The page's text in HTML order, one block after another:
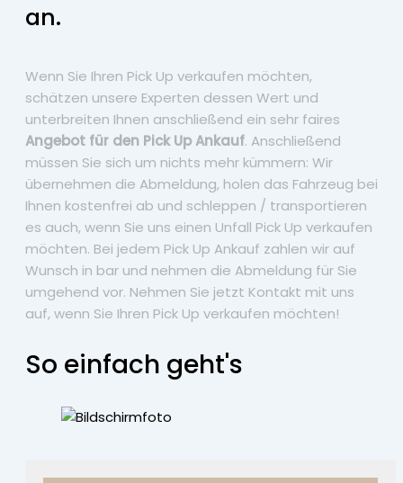
an.
Wenn Sie Ihren Pick Up verkaufen möchten,
schätzen unsere Experten dessen Wert und
unterbreiten Ihnen anschließend ein sehr faires
Angebot für den Pick Up Ankauf. Anschließend
müssen Sie sich um nichts mehr kümmern: Wir
übernehmen die Abmeldung, holen das Fahrzeug bei
Ihnen kostenfrei ab und schleppen / transportieren
es auch, wenn Sie uns einen Unfall Pick Up verkaufen
möchten. Bei jedem Pick Up Ankauf zahlen wir auf
Wunsch in bar und nehmen die Abmeldung für Sie
umgehend vor. Nehmen Sie jetzt Kontakt mit uns
auf, wenn Sie Ihren Pick Up verkaufen möchten!
So einfach geht's